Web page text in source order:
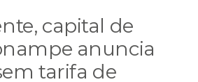
capital de
anuncia
tarifa de